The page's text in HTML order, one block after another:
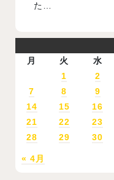
た…
月
火 水
« 4月
1 2
7
8 9
14
15 16
21
22 23
28
29 30